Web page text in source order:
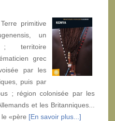
primitive
un
; territoire
grec
par les
puis par
; région colonisée par les
et les Britanniques...
«père [En savoir plus...]